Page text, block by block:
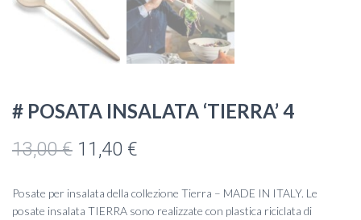
# POSATA INSALATA ‘TIERRA’ 4
13,00€ Il
originale
11,40 €
attuale
Posate per insalata della collezione Tierra – MADE IN ITALY. Le
posate insalata TIERRA sono realizzate con plastica riciclata di